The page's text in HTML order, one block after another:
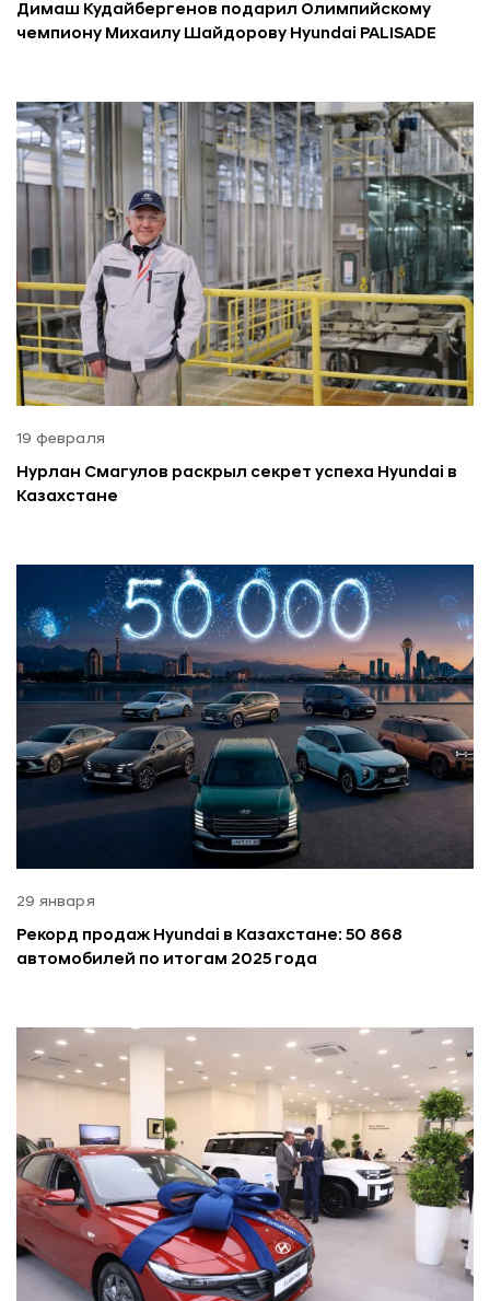
Димаш Кудайбергенов подарил Олимпийскому
чемпиону Михаилу Шайдорову Hyundai PALISADE
19 февраля
Нурлан Смагулов раскрыл секрет успеха Hyundai в
Казахстане
29 января
Рекорд продаж Hyundai в Казахстане: 50 868
автомобилей по итогам 2025 года